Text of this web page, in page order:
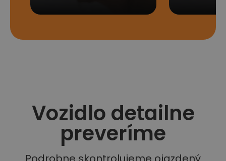
Vozidlo detailne
preveríme